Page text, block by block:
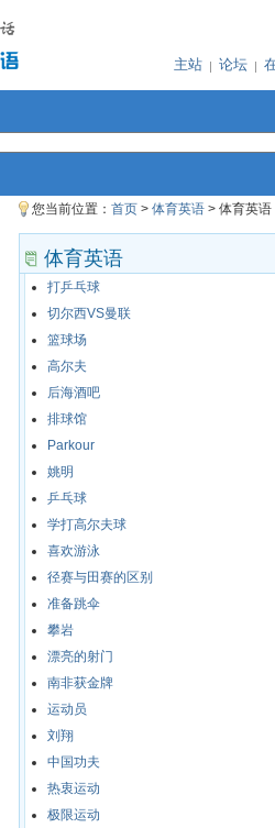
主站 论坛
您当前位置： 首页 > 体育英语 > 体育英语
体育英语
打乒乓球
切尔西VS曼联
篮球场
高尔夫
后海酒吧
排球馆
Parkour
姚明
乒乓球
学打高尔夫球
喜欢游泳
径赛与田赛的区别
准备跳伞
攀岩
漂亮的射门
南非获金牌
运动员
刘翔
中国功夫
热衷运动
极限运动